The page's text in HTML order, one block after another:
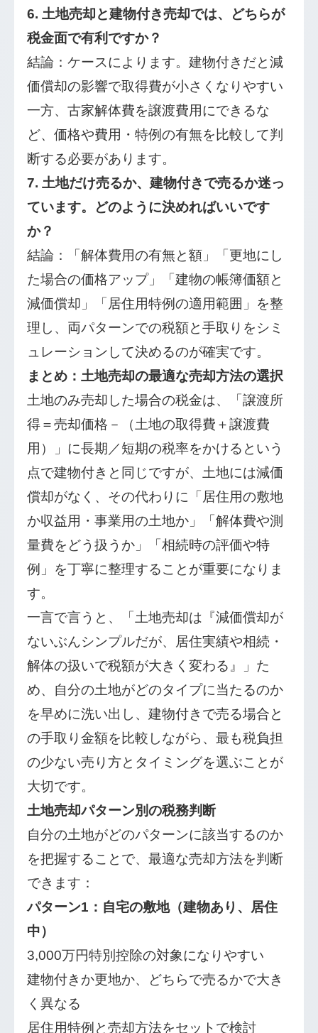
6. 土地売却と建物付き売却では、どちらが
税金面で有利ですか？
結論：ケースによります。建物付きだと減
価償却の影響で取得費が小さくなりやすい
一方、古家解体費を譲渡費用にできるな
ど、価格や費用・特例の有無を比較して判
断する必要があります。
7. 土地だけ売るか、建物付きで売るか迷っ
ています。どのように決めればいいです
か？
結論：「解体費用の有無と額」「更地にし
た場合の価格アップ」「建物の帳簿価額と
減価償却」「居住用特例の適用範囲」を整
理し、両パターンでの税額と手取りをシミ
ュレーションして決めるのが確実です。
まとめ：土地売却の最適な売却方法の選択
土地のみ売却した場合の税金は、「譲渡所
得＝売却価格－（土地の取得費＋譲渡費
用）」に長期／短期の税率をかけるという
点で建物付きと同じですが、土地には減価
償却がなく、その代わりに「居住用の敷地
か収益用・事業用の土地か」「解体費や測
量費をどう扱うか」「相続時の評価や特
例」を丁寧に整理することが重要になりま
す。
一言で言うと、「土地売却は『減価償却が
ないぶんシンプルだが、居住実績や相続・
解体の扱いで税額が大きく変わる』」た
め、自分の土地がどのタイプに当たるのか
を早めに洗い出し、建物付きで売る場合と
の手取り金額を比較しながら、最も税負担
の少ない売り方とタイミングを選ぶことが
大切です。
土地売却パターン別の税務判断
自分の土地がどのパターンに該当するのか
を把握することで、最適な売却方法を判断
できます：
パターン1：自宅の敷地（建物あり、居住
中）
3,000万円特別控除の対象になりやすい
建物付きか更地か、どちらで売るかで大き
く異なる
居住用特例と売却方法をセットで検討